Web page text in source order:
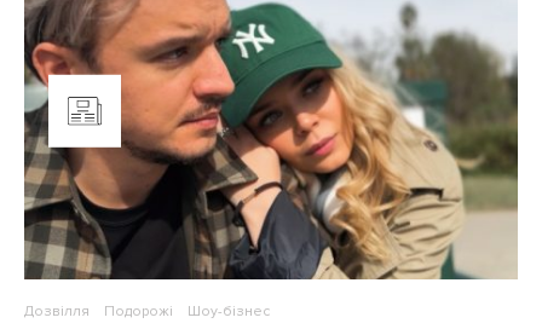
Дозвілля Подорожі Шоу-бізнес